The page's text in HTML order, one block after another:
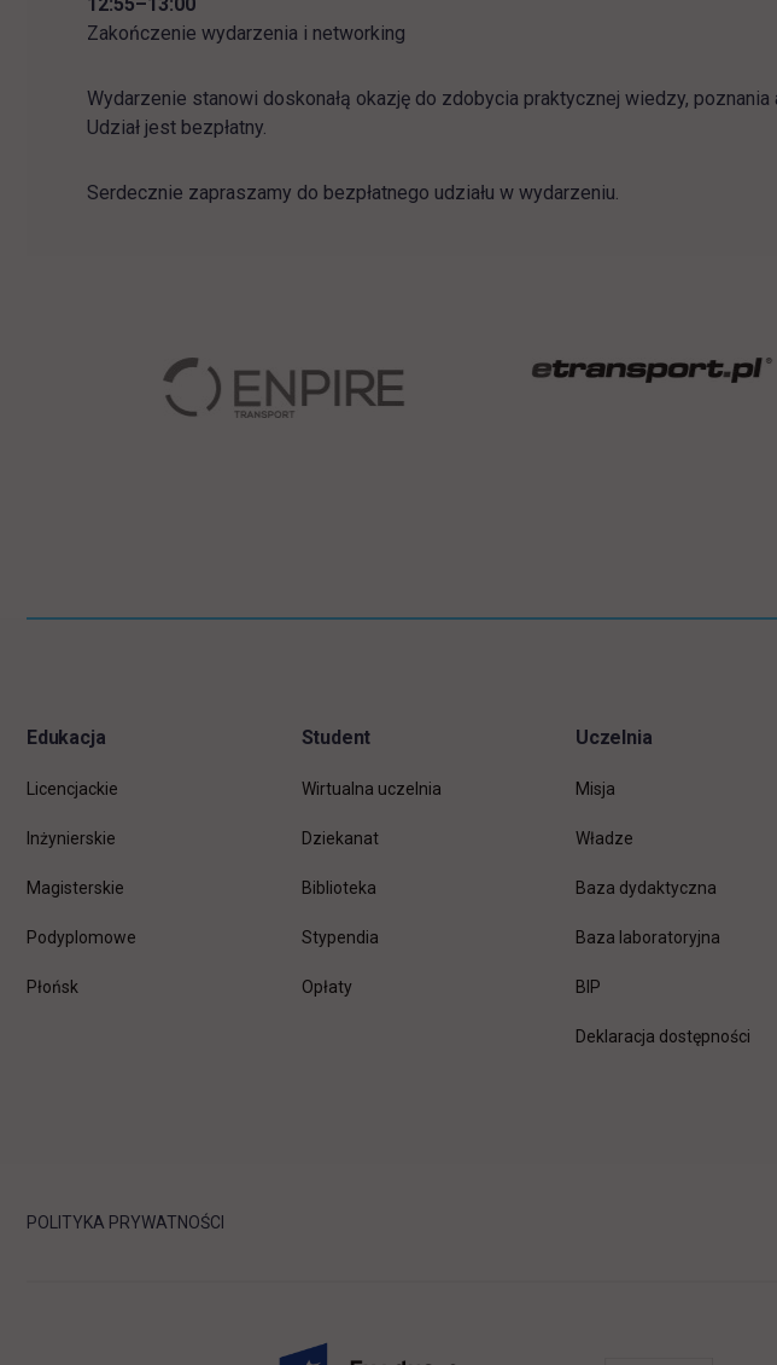
Zakończenie wydarzenia i networking
Wydarzenie stanowi doskonałą okazję do zdobycia praktycznej wiedzy,
Udział jest bezpłatny.
Serdecznie zapraszamy do bezpłatnego udziału w wydarzeniu.
Edukacja
Licencjackie
Inżynierskie
Magisterskie
Podyplomowe
Płońsk
Student
Wirtualna uczelnia
Dziekanat
Biblioteka
Stypendia
Opłaty
Uczelnia
Misja
Władze
Baza dydaktyczna
Baza laboratoryjna
BIP
Deklaracja dostępności
POLITYKA PRYWATNOŚCI